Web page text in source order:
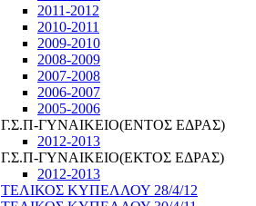
2011-2012
2010-2011
2009-2010
2008-2009
2007-2008
2006-2007
2005-2006
Γ.Σ.Π-ΓΥΝΑΙΚΕΙΟ(ΕΝΤΟΣ ΕΔΡΑΣ)
2012-2013
Γ.Σ.Π-ΓΥΝΑΙΚΕΙΟ(ΕΚΤΟΣ ΕΔΡΑΣ)
2012-2013
ΤΕΛΙΚΟΣ ΚΥΠΕΛΛΟΥ 28/4/12